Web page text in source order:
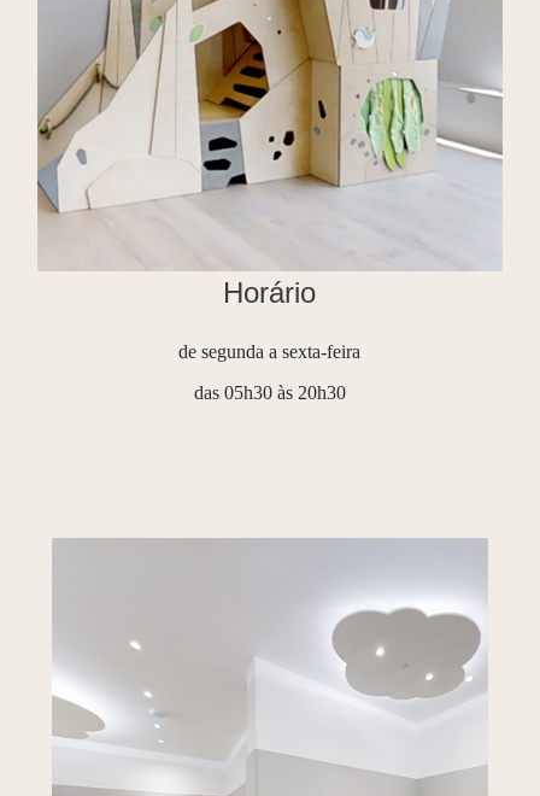
Horário
de segunda a sexta-feira
das 05h30 às 20h30